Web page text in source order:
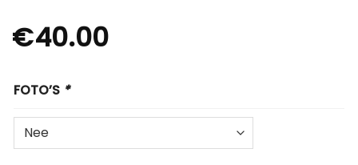
€40.00
FOTO’S *